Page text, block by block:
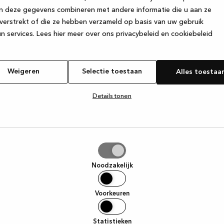
deze gegevens combineren met andere informatie die u aan ze
of die ze hebben verzameld op basis van uw gebruik
services. Lees hier meer over ons privacybeleid en cookiebeleid
Weigeren Selectie toestaan Alles
Details tonen
Noodzakelijk
Voorkeuren
Statistieken
has occurred while loadingwww.kvik.nl (see the